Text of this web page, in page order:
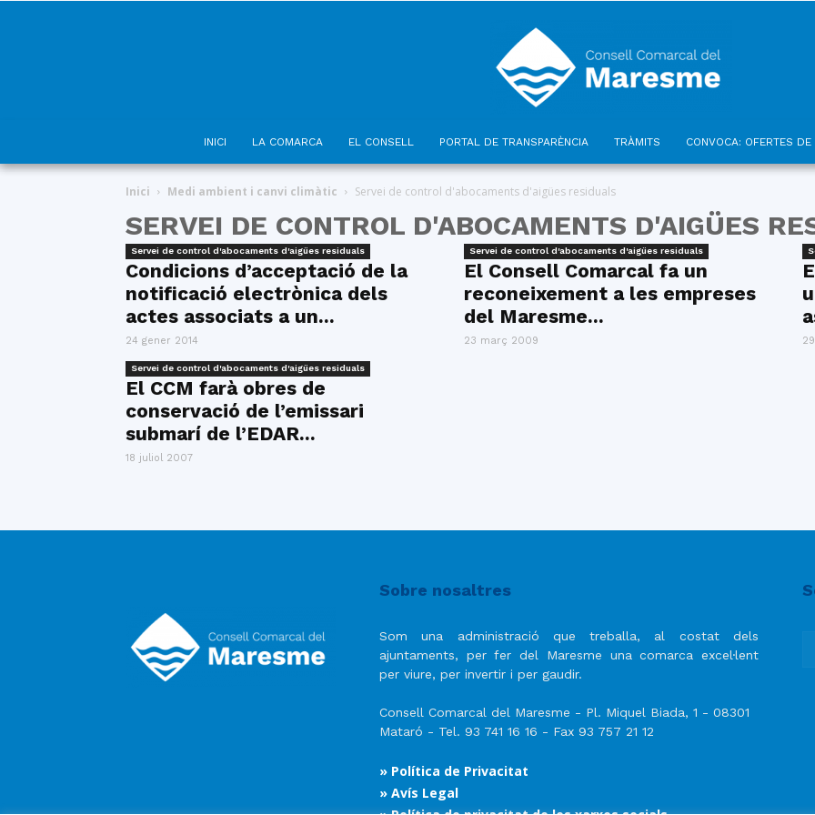
Comarcal
Maresme
INICI LA COMARCA EL CONSELL PORTAL DE TRANSPARÈNCIA TRÀMITS CONVOCA: OFERTES DE
Inici Medi ambient i canvi climàtic Servei de control d'abocaments d'aigües residuals
SERVEI DE CONTROL D'ABOCAMENTS D'AIGÜES
Servei de control d'abocaments d'aigües residuals
Condicions d’acceptació de la
notificació electrònica dels
actes associats a un...
24 gener 2014
Servei de control d'abocaments d'aigües residuals
El Consell Comarcal fa un
reconeixement a les empreses
del Maresme...
23 març 2009
Servei de control d'abocaments d'aigües residuals
El CCM farà obres de
conservació de l’emissari
submarí de l’EDAR...
18 juliol 2007
Sobre nosaltres
Som una administració que treballa, al costat dels
ajuntaments, per fer del Maresme una comarca excel·lent
per viure, per invertir i per gaudir.
Consell Comarcal del Maresme - Pl. Miquel Biada, 1 - 08301
Mataró - Tel. 93 741 16 16 - Fax 93 757 21 12
» Política de Privacitat
» Avís Legal